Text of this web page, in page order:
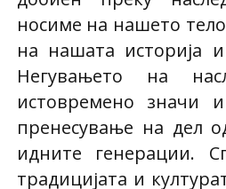
носиме на нашето
на нашата историја
Негувањето на
истовремено значи
пренесување на дел
идните генерации.
традицијата и